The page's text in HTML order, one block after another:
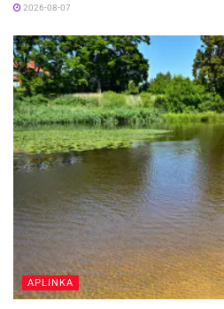
2026-08-07
APLINKA